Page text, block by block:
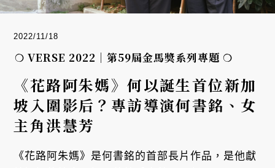
2022/11/18
❍ VERSE 2022｜第59屆金馬獎系列專題 ❍
《花路阿朱媽》何以誕生首位新加
坡入圍影后？專訪導演何書銘、女
主角洪慧芳
《花路阿朱媽》是何書銘的首部長片作品，是他獻